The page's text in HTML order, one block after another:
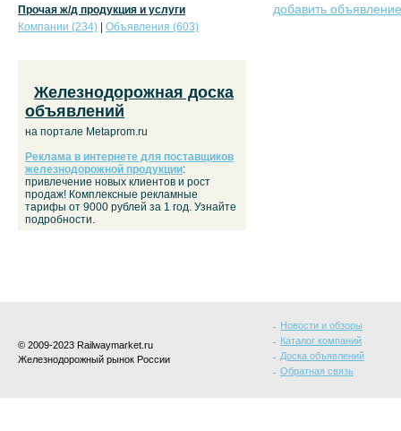
добавить объявление
Прочая ж/д продукция и услуги
Компании (234)
Объявления (603)
Железнодорожная доска
объявлений
на портале Metaprom.ru
Реклама в интернете для поставщиков
железнодорожной продукции:
привлечение новых клиентов и рост
продаж! Комплексные рекламные
тарифы от 9000 рублей за 1 год. Узнайте
подробности.
© 2009-2023 Railwaymarket.ru
Железнодорожный рынок России
Новости и обзоры
Каталог компаний
Доска объявлений
Обратная связь